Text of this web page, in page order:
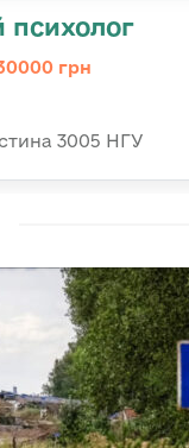
психолог
грн
3005 НГУ